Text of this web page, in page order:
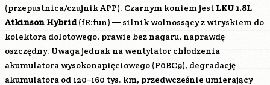
(przepustnica/czujnik APP). Czarnym koniem jest LKU 1.8L
Atkinson Hybrid (fR:fun) — silnik wolnossący z wtryskiem do
kolektora dolotowego, prawie bez nagaru, naprawdę
oszczędny. Uwaga jednak na wentylator chłodzenia
akumulatora wysokonapięciowego (P0BC9), degradację
akumulatora od 120–160 tys. km, przedwcześnie umierający